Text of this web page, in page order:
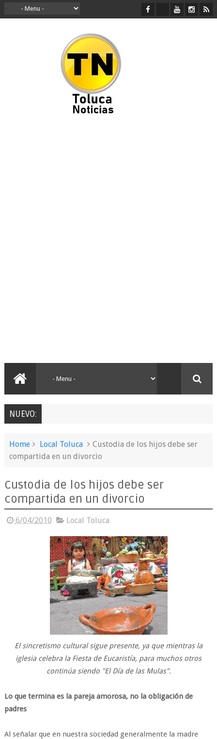
NUEVO:
Home Local Toluca
Custodia de los hijos debe ser
compartida en un divorcio
Custodia de los hijos debe ser
compartida en un divorcio
6/04/2010 Local Toluca
El sincretismo cultural sigue presente, ya que mientras la
iglesia celebra la Fiesta de Eucaristía, para muchos otros
continúa siendo "El Día de las Mulas".
Lo que termina es la pareja amorosa, no la obligación de
padres
Al señalar que en nuestra sociedad generalmente la madre